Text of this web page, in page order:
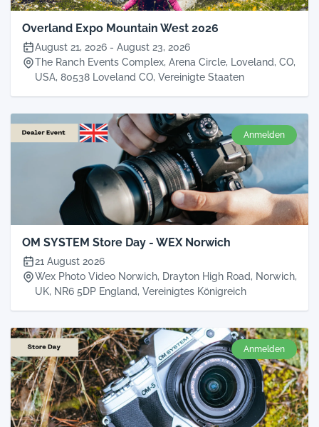
Overland Expo Mountain West 2026
August 21, 2026 - August 23, 2026
The Ranch Events Complex, Arena Circle, Loveland, CO,
USA, 80538 Loveland CO, Vereinigte Staaten
Anmelden
OM SYSTEM Store Day - WEX Norwich
21 August 2026
Wex Photo Video Norwich, Drayton High Road, Norwich,
UK, NR6 5DP England, Vereinigtes Königreich
Anmelden